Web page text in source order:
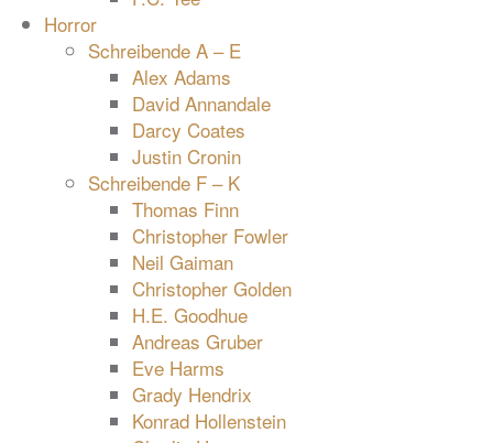
Horror
Schreibende A – E
Alex Adams
David Annandale
Darcy Coates
Justin Cronin
Schreibende F – K
Thomas Finn
Christopher Fowler
Neil Gaiman
Christopher Golden
H.E. Goodhue
Andreas Gruber
Eve Harms
Grady Hendrix
Konrad Hollenstein